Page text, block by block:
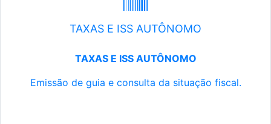
TAXAS E ISS AUTÔNOMO
TAXAS E ISS AUTÔNOMO
Emissão de guia e consulta da situação fiscal.